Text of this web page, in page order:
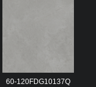
60-120FDG10137Q